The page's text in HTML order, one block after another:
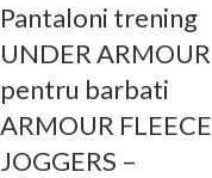
Pantaloni trening
UNDER ARMOUR
pentru barbati
ARMOUR FLEECE
JOGGERS –